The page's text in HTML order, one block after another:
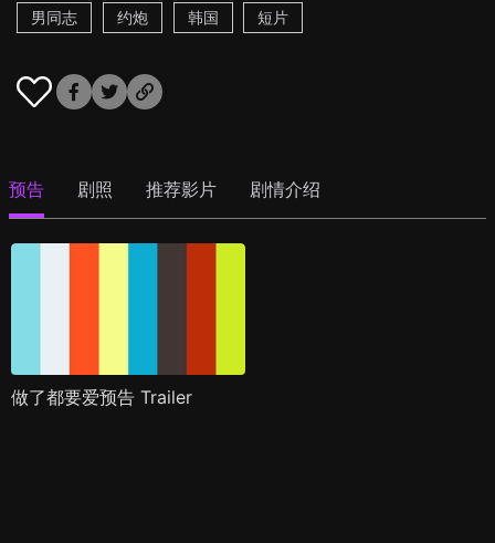
男同志
约炮 韩国 短片
预告 剧照 推荐影片 剧情介绍
做了都要爱预告 Trailer